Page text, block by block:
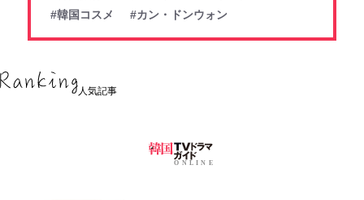
#韓国コスメ
#カン・ドンウォン
人気記事